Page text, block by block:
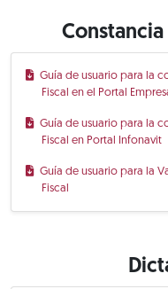
Guía de usuario para la
Fiscal en el Portal
Guía de usuario para la
Fiscal en Portal Infonavit
Guía de usuario para la
Fiscal